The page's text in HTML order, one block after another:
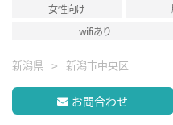
女性向け
wifiあり
新潟県 新潟市中央区
お問合わせ